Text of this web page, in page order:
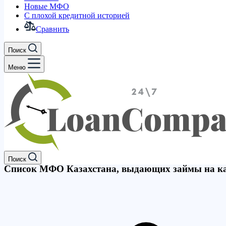
Новые МФО
С плохой кредитной историей
Сравнить
Поиск
Меню
Поиск
Список МФО Казахстана, выдающих займы на